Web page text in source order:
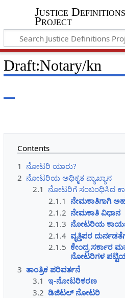
Justice Definitions
Project
Draft:Notary/kn
Contents
1 ನೋಟರಿ ಯಾರು?
2 ನೋಟರಿಯ ಅಧಿಕೃತ ವ್ಯಾಖ್ಯಾನ
2.1 ನೋಟರಿಗೆ ಸಂಬಂಧಿಸಿದ
2.1.1 ನೇಮಕಾತಿಗಾಗಿ
2.1.2 ನೇಮಕಾತಿ ವಿಧಾನ
2.1.3 ನೋಟರಿಯ
2.1.4 ವೃತ್ತಿಪರ
2.1.5 ಕೇಂದ್ರ ಸರ್ಕಾರ
ನೋಟರಿಗಳ
3 ತಾಂತ್ರಿಕ ಪರಿವರ್ತನೆ
3.1 ಇ-ನೋಟರಿಕರಣ
3.2 ಡಿಜಿಟಲ್ ನೋಟರಿ